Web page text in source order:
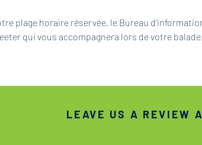
plage horaire réservée, le Bureau
qui vous accompagnera lors de votre balade.
LEAVE US A REVIEW